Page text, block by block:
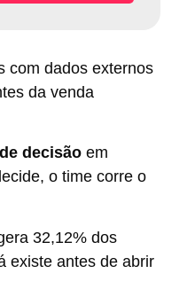
com dados externos
da venda
decisão em
o time corre o
32,12% dos
existe antes de abrir